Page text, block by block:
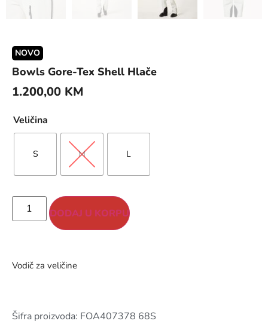
NOVO
Bowls Gore-Tex Shell Hlače
1.200,00 KM
Veličina
S M L
DODAJ U KORPU
Vodič za veličine
Šifra proizvoda: FOA407378 68S